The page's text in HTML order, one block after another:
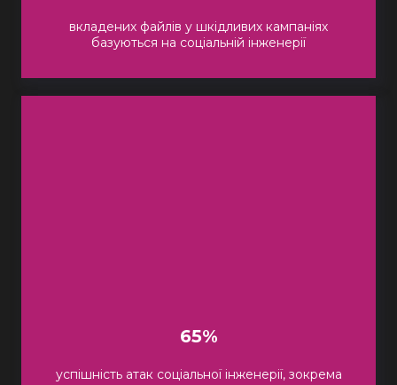
вкладених файлів у шкідливих кампаніях
базуються на соціальній інженерії
65%
успішність атак соціальної інженерії, зокрема